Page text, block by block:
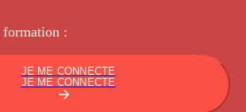
formation :
JE ME CONNECTE
JE ME CONNECTE